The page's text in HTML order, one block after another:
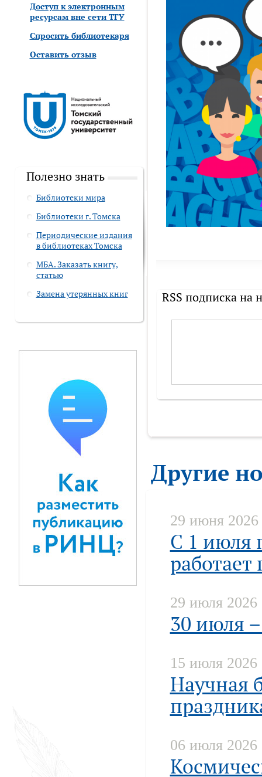
Доступ к электронным
ресурсам вне сети ТГУ
Спросить библиотекаря
Оставить отзыв
Полезно знать
Библиотеки мира
Библиотеки г. Томска
Периодические издания
в библиотеках Томска
МБА. Заказать книгу,
статью
Замена утерянных книг
RSS подписка на
Другие
29 июня 2026
С 1 июля
29 июля 2026
30 июля
15 июля 2026
Научная
06 июля 2026